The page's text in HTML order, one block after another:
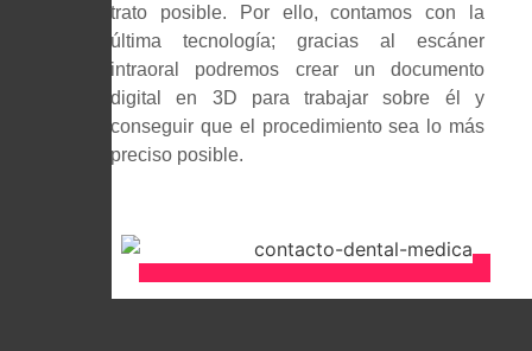
trato posible. Por ello, contamos con la
última tecnología; gracias al escáner
intraoral podremos crear un documento
digital en 3D para trabajar sobre él y
conseguir que el procedimiento sea lo más
preciso posible.